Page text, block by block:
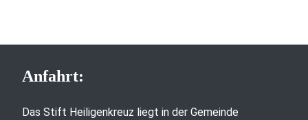
Anfahrt:
Das Stift Heiligenkreuz liegt in der Gemeinde